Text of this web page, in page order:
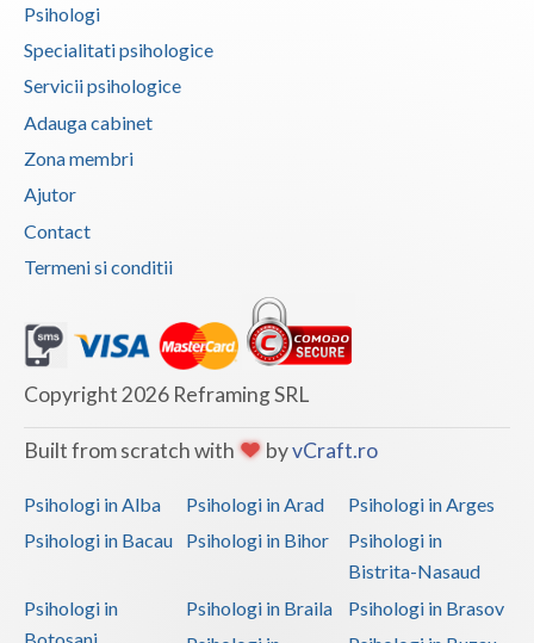
Suceava
Teleorman
Tulcea
Valcea
Vrancea
Psihologi
Specialitati psihologice
Servicii psihologice
Adauga cabinet
Zona membri
Ajutor
Contact
Termeni si conditii
Copyright 2026 Reframing SRL
Built from scratch with byvCraft.ro
Psihologi in Alba Psihologi in Arad
Psihologi in Arges
Psihologi in Bacau
Psihologi in Bihor
Psihologi in
Bistrita-Nasaud
Psihologi in
Botosani
Psihologi in Braila
Psihologi in Brasov